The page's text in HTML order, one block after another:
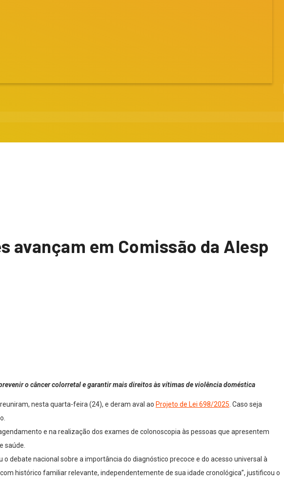
avançam em Comissão da Alesp
o câncer colorretal e garantir mais direitos às vítimas de violência doméstica
nesta quarta-feira (24), e deram aval ao Projeto de Lei 698/2025 . Caso seja
e na realização dos exames de colonoscopia às pessoas que apresentem
saúde.
debate nacional sobre a importância do diagnóstico precoce e do acesso universal à
histórico familiar relevante, independentemente de sua idade cronológica”, justificou o